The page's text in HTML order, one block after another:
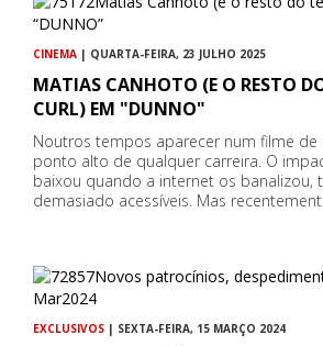
CINEMA | QUARTA-FEIRA, 23 JULHO 2025
MATIAS CANHOTO (E O RESTO
CURL) EM "DUNNO"
Noutros tempos aparecer num filme de
ponto alto de qualquer carreira. O
baixou quando a internet os banalizou,
demasiado acessíveis. Mas
EXCLUSIVOS | SEXTA-FEIRA, 15 MARÇO 2024